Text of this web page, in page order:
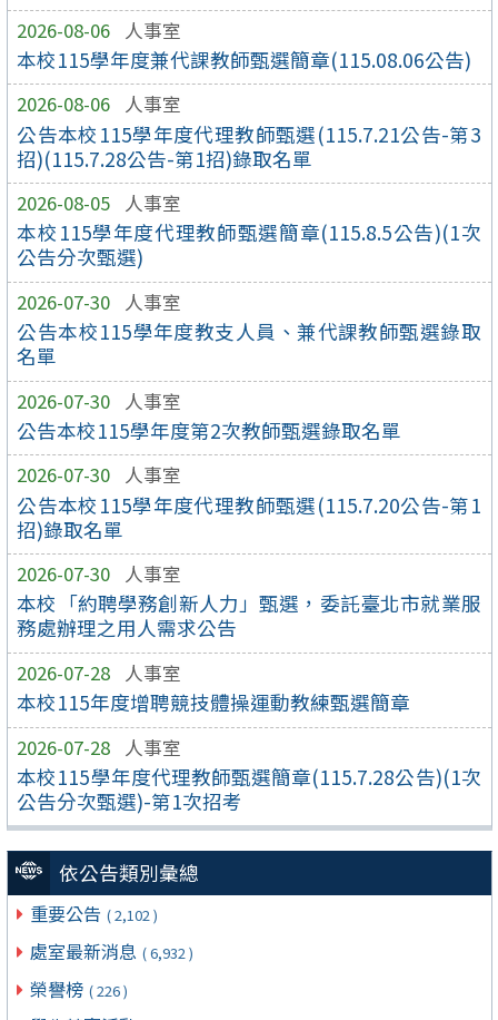
2026-08-06 人事室
本校115學年度兼代課教師甄選簡章(115.08.06公告)
2026-08-06 人事室
公告本校115學年度代理教師甄選(115.7.21公告-第3
招)(115.7.28公告-第1招)錄取名單
2026-08-05 人事室
本校115學年度代理教師甄選簡章(115.8.5公告)(1次
公告分次甄選)
2026-07-30 人事室
公告本校115學年度教支人員、兼代課教師甄選錄取
名單
2026-07-30 人事室
公告本校115學年度第2次教師甄選錄取名單
2026-07-30 人事室
公告本校115學年度代理教師甄選(115.7.20公告-第1
招)錄取名單
2026-07-30 人事室
本校「約聘學務創新人力」甄選，委託臺北市就業服
務處辦理之用人需求公告
2026-07-28 人事室
本校115年度增聘競技體操運動教練甄選簡章
2026-07-28 人事室
本校115學年度代理教師甄選簡章(115.7.28公告)(1次
公告分次甄選)-第1次招考
依公告類別彙總
重要公告 ( 2,102 )
處室最新消息 ( 6,932 )
榮譽榜 ( 226 )